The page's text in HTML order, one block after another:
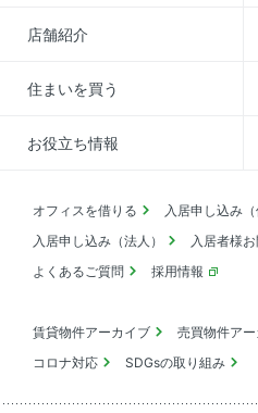
店舗紹介
住まいを買う
お役立ち情報
オフィスを借りる
入居申し込み（
入居申し込み（法人）
入居者様
よくあるご質問
採用情報
賃貸物件アーカイブ 売買物件ア
コロナ対応
SDGsの取り組み